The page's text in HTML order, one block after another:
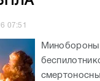
07:51
Минобороны